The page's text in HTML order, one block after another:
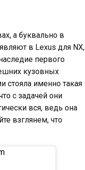
а буквально в
в Lexus для NX,
первого
кузовных
стояла именно такая
с задачей они
вся, ведь она
взглянем, что